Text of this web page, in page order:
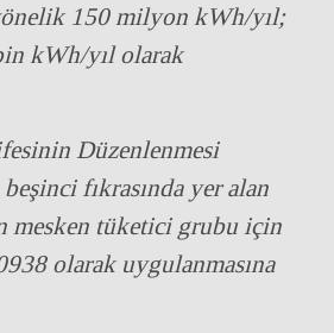
150 milyon kWh/yıl;
kWh/yıl olarak
Düzenlenmesi
fıkrasında yer alan
mesken tüketici grubu için
olarak uygulanmasına